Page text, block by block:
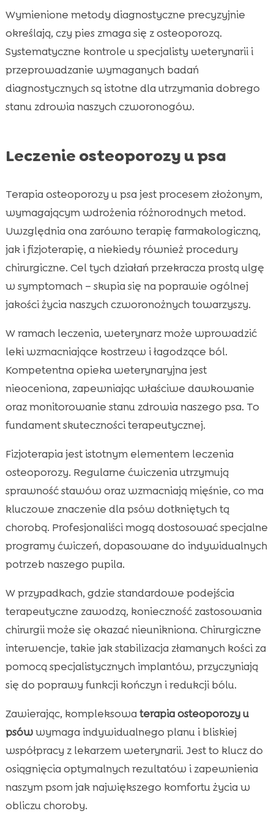
Wymienione metody diagnostyczne precyzyjnie
określają, czy pies zmaga się z osteoporozą.
Systematyczne kontrole u specjalisty weterynarii i
przeprowadzanie wymaganych badań
diagnostycznych są istotne dla utrzymania dobrego
stanu zdrowia naszych czworonogów.
Leczenie osteoporozy u psa
Terapia osteoporozy u psa jest procesem złożonym,
wymagającym wdrożenia różnorodnych metod.
Uwzględnia ona zarówno terapię farmakologiczną,
jak i fizjoterapię, a niekiedy również procedury
chirurgiczne. Cel tych działań przekracza prostą ulgę
w symptomach – skupia się na poprawie ogólnej
jakości życia naszych czworonożnych towarzyszy.
W ramach leczenia, weterynarz może wprowadzić
leki wzmacniające kostrzew i łagodzące ból.
Kompetentna opieka weterynaryjna jest
nieoceniona, zapewniając właściwe dawkowanie
oraz monitorowanie stanu zdrowia naszego psa. To
fundament skuteczności terapeutycznej.
Fizjoterapia jest istotnym elementem leczenia
osteoporozy. Regularne ćwiczenia utrzymują
sprawność stawów oraz wzmacniają mięśnie, co ma
kluczowe znaczenie dla psów dotkniętych tą
chorobą. Profesjonaliści mogą dostosować specjalne
programy ćwiczeń, dopasowane do indywidualnych
potrzeb naszego pupila.
W przypadkach, gdzie standardowe podejścia
terapeutyczne zawodzą, konieczność zastosowania
chirurgii może się okazać nieunikniona. Chirurgiczne
interwencje, takie jak stabilizacja złamanych kości za
pomocą specjalistycznych implantów, przyczyniają
się do poprawy funkcji kończyn i redukcji bólu.
Zawierając, kompleksowa terapia osteoporozy u
psówwymaga indywidualnego planu i bliskiej
współpracy z lekarzem weterynarii. Jest to klucz do
osiągnięcia optymalnych rezultatów i zapewnienia
naszym psom jak największego komfortu życia w
obliczu choroby.